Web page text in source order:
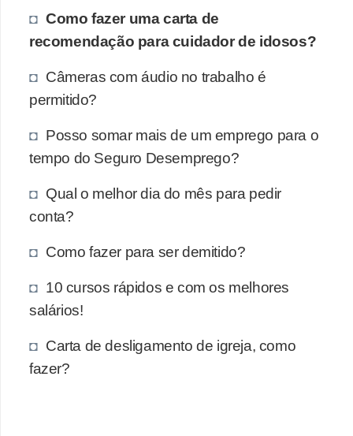
Como fazer uma carta de
recomendação para cuidador de idosos?
Câmeras com áudio no trabalho é
permitido?
Posso somar mais de um emprego para o
tempo do Seguro Desemprego?
Qual o melhor dia do mês para pedir
conta?
Como fazer para ser demitido?
10 cursos rápidos e com os melhores
salários!
Carta de desligamento de igreja, como
fazer?
d
o
e
a
u
t
n
o
m
!
M
E
I